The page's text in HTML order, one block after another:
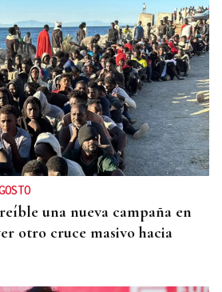
una nueva campaña en
otro cruce masivo hacia